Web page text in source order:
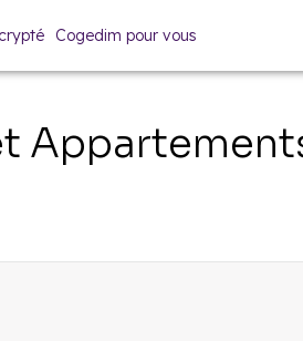
Cogedim pour vous